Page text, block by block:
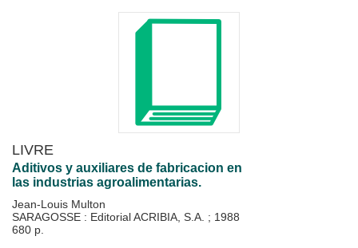
LIVRE
Aditivos y auxiliares de fabricacion en
las industrias agroalimentarias.
Jean-Louis Multon
SARAGOSSE : Editorial ACRIBIA, S.A. ; 1988
680 p.